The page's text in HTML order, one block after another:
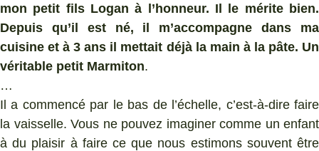
mon petit fils Logan à l’honneur. Il le mérite bien.
Depuis qu’il est né, il m’accompagne dans ma
cuisine et à 3 ans il mettait déjà la main à la pâte. Un
véritable petit Marmiton.
…
Il a commencé par le bas de l’échelle, c’est-à-dire faire
la vaisselle. Vous ne pouvez imaginer comme un enfant
à du plaisir à faire ce que nous estimons souvent être